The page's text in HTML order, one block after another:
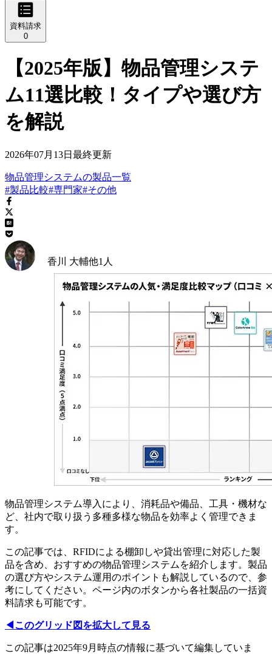
資料請求
0
【2025年版】物品管理システ
ム11選比較！タイプや選び方
を解説
2026年07月13日 最終更新
物品管理システムの製品一覧
#製品比較#専門家#その他
香川 大輔他1 人
物品管理システム導入により、消耗品や備品、工具・機材な
ど、社内で取り扱う多種多様な物品を効率よく管理できま
す。
この記事では、RFIDによる棚卸しや貸出管理に対応した製
品を含め、おすすめの物品管理システムを紹介します。製品
の選び方やシステム運用のポイントも解説しているので、参
考にしてください。ページ内のボタンから各社製品の一括資
料請求も可能です。
◀このグリッド図を拡大して見る
この記事は2025年9月時点の情報に基づいて編集していま